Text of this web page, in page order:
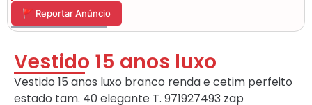
🚩 Reportar Anúncio
Vestido 15 anos luxo
Vestido 15 anos luxo branco renda e cetim perfeito
estado tam. 40 elegante T. 971927493 zap